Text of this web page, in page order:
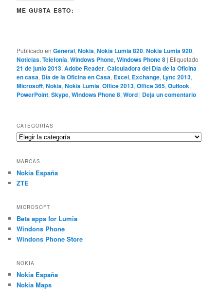
ME GUSTA ESTO:
Publicado en General,Nokia,Nokia Lumia 820,Nokia Lumia 920,
Noticias,Telefonía,Windows Phone,Windows Phone 8 | Etiquetado
21 de junio 2013,Adobe Reader,Calculadora del Día de la Oficina
en casa, Día de la Oficina en Casa, Excel, Exchange, Lync 2013,
Microsoft,Nokia,Nokia Lumia,Office 2013,Office 365,Outlook,
PowerPoint,Skype,Windows Phone 8,Word | Deja un comentario
CATEGORÍAS
Categorías
MARCAS
Nokia España
ZTE
MICROSOFT
Beta apps for Lumia
Windons Phone
Windons Phone Store
NOKIA
Nokia España
Nokia Maps